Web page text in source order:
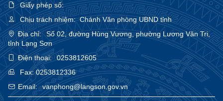
Giấy phép số:
Chịu trách nhiệm:Chánh Văn phòng UBND tỉnh
Địa chỉ:
Số 02, đường Hùng Vương, phường Lương Văn Tri,
tỉnh Lạng Sơn
Điện thoại:
0253812605
Fax:0253812336
Email:
vanphong@langson.gov.vn